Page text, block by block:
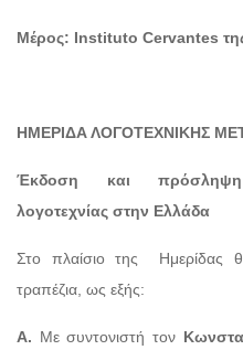
Μέρος: Instituto Cervantes
ΗΜΕΡΙΔΑ ΛΟΓΟΤΕΧΝΙΚΗΣ
Έκδοση και πρόσληψη
λογοτεχνίας στην Ελλάδα
Στο πλαίσιο της Ημερίδας
τραπέζια, ως εξής:
Α. Με συντονιστή τον